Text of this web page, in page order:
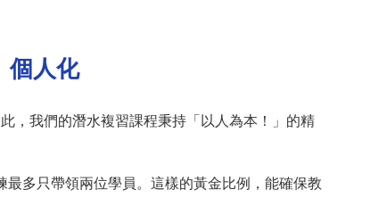
個人化
，我們的潛水複習課程秉持「以人為本！」的精
最多只帶領兩位學員。這樣的黃金比例，能確保教